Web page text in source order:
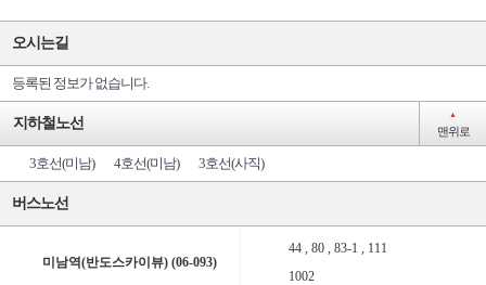
오시는길
등록된 정보가 없습니다.
지하철노선 ▲
맨위로
3호선(미남) 4호선(미남) 3호선(사직)
버스노선
미남역(반도스카이뷰) (06-093)
44 , 80 , 83-1 , 111
1002